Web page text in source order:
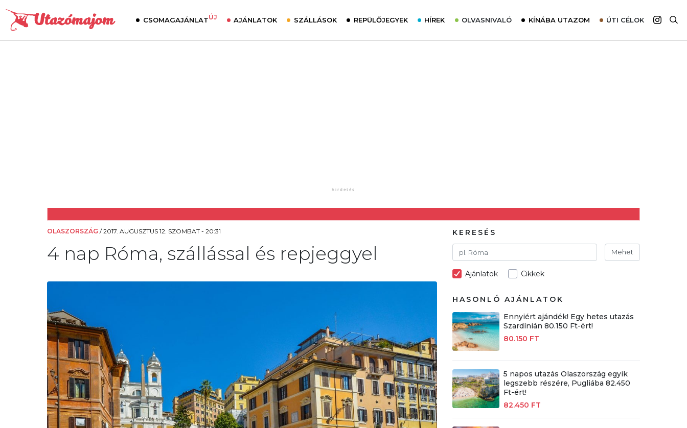
CSOMAGAJÁNLATÚJ AJÁNLATOK SZÁLLÁSOK REPÜLŐJEGYEK HÍREK OLVASNIVALÓ KÍNÁBA UTAZOM ÚTI CÉLOK
OLASZORSZÁG /2017. AUGUSZTUS 12. SZOMBAT - 20:31
4 nap Róma, szállással és repjeggyel
KERESÉS
Mehet
Ajánlatok Cikkek
HASONLÓ AJÁNLATOK
Ennyiért ajándék! Egy hetes utazás
Szardínián 80.150 Ft-ért!
80.150 FT
5 napos utazás Olaszország egyik
legszebb részére, Pugliába 82.450
Ft-ért!
82.450 FT